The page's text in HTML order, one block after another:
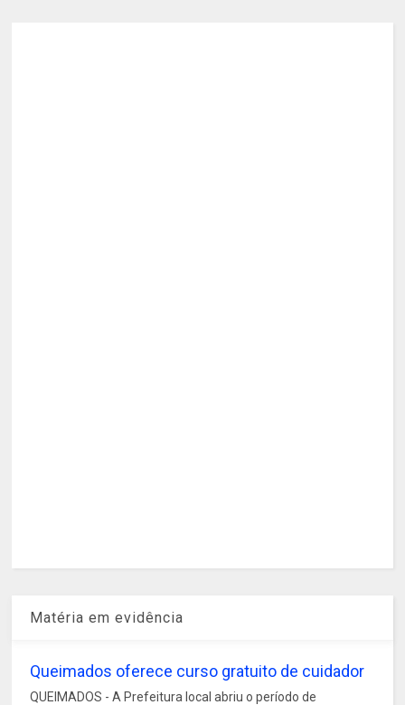
Matéria em evidência
Queimados oferece curso gratuito de cuidador
QUEIMADOS - A Prefeitura local abriu o período de